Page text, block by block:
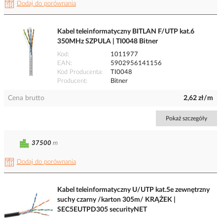
Dodaj do porównania
Kabel teleinformatyczny BITLAN F/UTP kat.6
350MHz SZPULA | TI0048 Bitner
Kod
1011977
EAN
5902956141156
Kod Producenta
TI0048
Producent
Bitner
Cena brutto 2,62 zł/m
Pokaż szczegóły
Dodaj do porównania
37500 m
Kabel teleinformatyczny U/UTP kat.5e zewnętrzny
suchy czarny /karton 305m/ KRĄŻEK |
SEC5EUTPD305 securityNET